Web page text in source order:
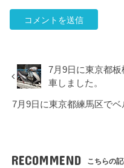
7月9日に東京都
車しました。
7月9日に東京都練馬区で
RECOMMEND こちらの